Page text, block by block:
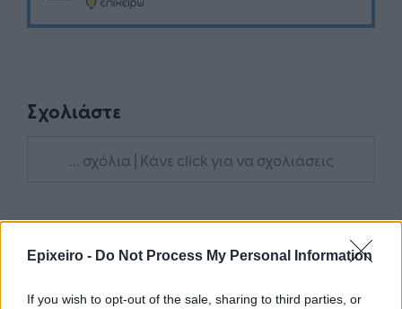
Epixeiro - Do Not Process My Personal Information
If you wish to opt-out of the sale, sharing to third parties, or
Σχολιάστε
... σχόλια | Κάνε click για να σχολιάσεις